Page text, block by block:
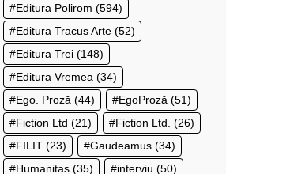
Editura Polirom (594)
Editura Tracus Arte (52)
Editura Trei (148)
Editura Vremea (34)
Ego. Proză (44) EgoProză (51)
Fiction Ltd (21) Fiction Ltd. (26)
FILIT (23) Gaudeamus (34)
Humanitas (35) interviu (50)